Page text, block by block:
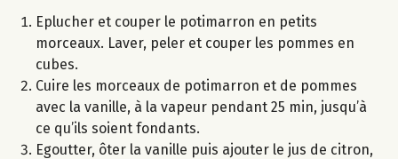
Eplucher et couper le potimarron en petits
morceaux. Laver, peler et couper les pommes en
cubes.
Cuire les morceaux de potimarron et de pommes
avec la vanille, à la vapeur pendant 25 min, jusqu’à
ce qu’ils soient fondants.
Egoutter, ôter la vanille puis ajouter le jus de citron,